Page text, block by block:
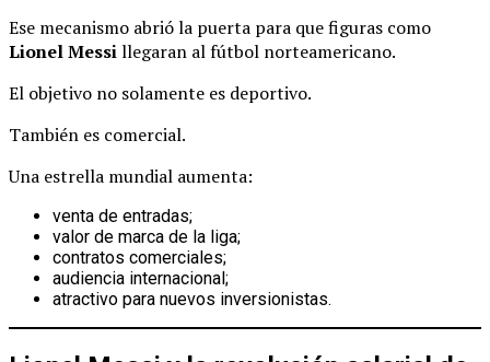
Ese mecanismo abrió la puerta para que figuras como
Lionel Messillegaran al fútbol norteamericano.
El objetivo no solamente es deportivo.
También es comercial.
Una estrella mundial aumenta:
venta de entradas;
valor de marca de la liga;
contratos comerciales;
audiencia internacional;
atractivo para nuevos inversionistas.